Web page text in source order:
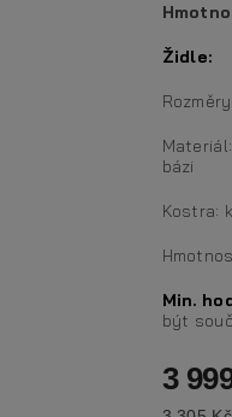
Židle:
bázi
Kostra:
Min.
být
3